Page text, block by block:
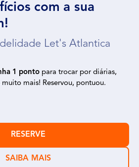
com a sua
Let's Atlantica
1 ponto para trocar por diárias,
mais! Reservou, pontuou.
RESERVE
SAIBA MAIS